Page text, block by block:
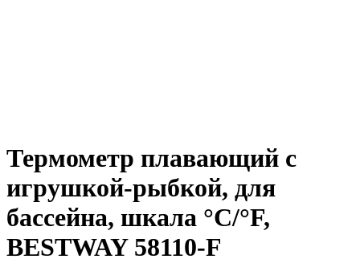
Термометр плавающий с
игрушкой-рыбкой, для
бассейна, шкала °C/°F,
BESTWAY 58110-F